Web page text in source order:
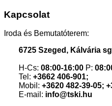
Kapcsolat
Iroda és Bemutatóterem:
6725 Szeged, Kálvária
H-Cs: 08:00-16:00 P:
Tel: +3662 406-901;
Mobil: +3620 482-39-05;
E-mail: info@tski.hu